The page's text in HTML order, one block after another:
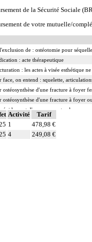
de la Sécurité Sociale
de votre mutuelle/
de : ostéotomie pour
: acte thérapeutique
: les actes à visée esthétique
face, on entend : squelette,
ostéosynthèse d'une fracture à foyer
ostéosynthèse d'une fracture à foyer
évidement d'un os, on entend :
[sauciérisation] osseuse
osseuse
de lésion osseuse infectieuse,
Activité
Tarif
1
478,98 €
4 249,08 €